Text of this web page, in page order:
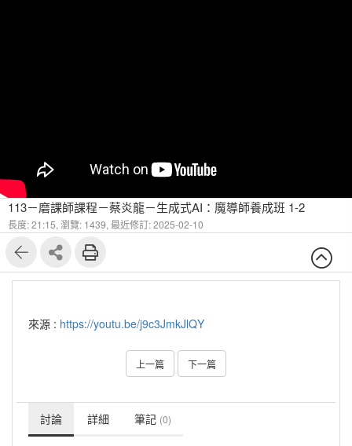
113－磨課師課程－蔡炎龍－生成式AI：魔導師養成班 1-2
長度: 21:15, 瀏覽: 1439, 最近修訂: 2025-02-10
來源 : https://youtu.be/j9c3JmkJlQY
上一篇 下一篇
討論 詳細 筆記 (0)